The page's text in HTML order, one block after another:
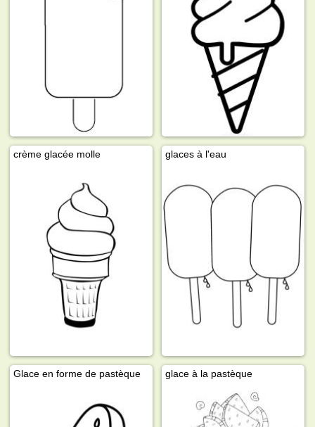
crème glacée molle glaces à l'eau
Glace en forme de pastèque glace à la pastèque